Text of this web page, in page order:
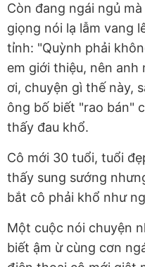
Còn đang ngái ngủ
giọng nói lạ lẫm vang
tỉnh: "Quỳnh phải
em giới thiệu, nên anh
ơi, chuyện gì thế này,
ông bố biết "rao bán"
thấy đau khổ.
Cô mới 30 tuổi, tuổi
thấy sung sướng
bắt cô phải khổ như
Một cuộc nói chuyện
biết ậm ừ cùng cơn